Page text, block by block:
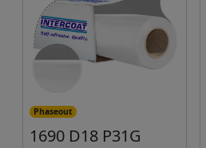
Phaseout
1690 D18 P31G